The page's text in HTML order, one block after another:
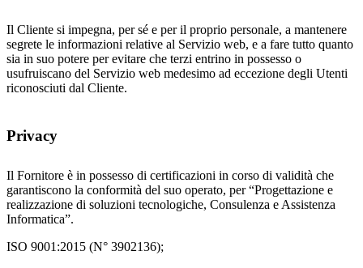
Il Cliente si impegna, per sé e per il proprio personale, a mantenere
segrete le informazioni relative al Servizio web, e a fare tutto quanto
sia in suo potere per evitare che terzi entrino in possesso o
usufruiscano del Servizio web medesimo ad eccezione degli Utenti
riconosciuti dal Cliente.
Privacy
Il Fornitore è in possesso di certificazioni in corso di validità che
garantiscono la conformità del suo operato, per “Progettazione e
realizzazione di soluzioni tecnologiche, Consulenza e Assistenza
Informatica”.
ISO 9001:2015 (N° 3902136);